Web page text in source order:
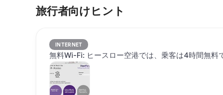
旅行者向けヒント
INTERNET
無料Wi-Fi: ヒースロー空港では、乗客は4時間無料